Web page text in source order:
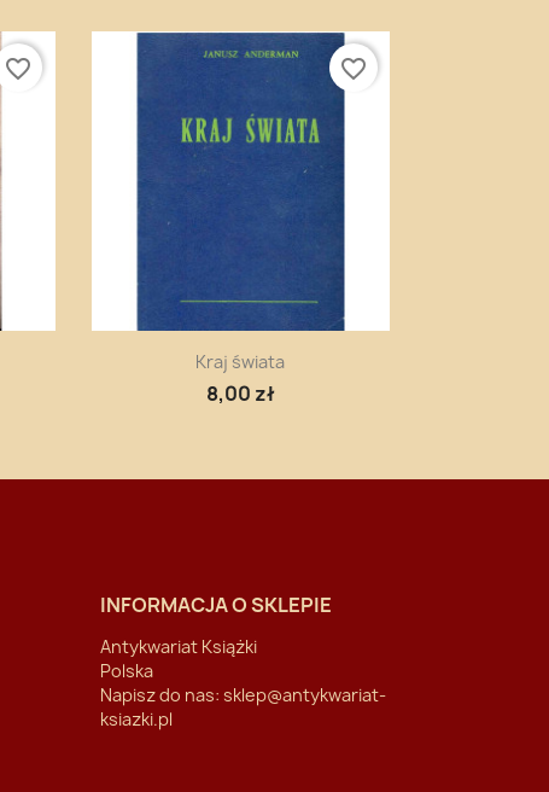
favorite_border
Szybki podgląd
Kraj świata
8,00 zł
favorite_border
INFORMACJA O SKLEPIE
Antykwariat Książki
Polska
Napisz do nas: sklep@antykwariat-
ksiazki.pl